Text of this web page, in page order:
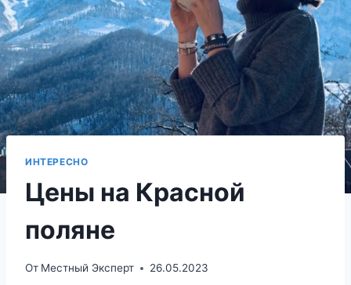
ИНТЕРЕСНО
Цены на Красной
поляне
От Местный Эксперт 26.05.2023